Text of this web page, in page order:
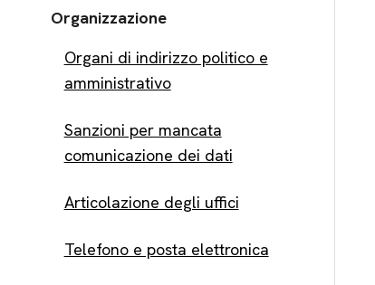
Organizzazione
Organi di indirizzo politico e
amministrativo
Sanzioni per mancata
comunicazione dei dati
Articolazione degli uffici
Telefono e posta elettronica